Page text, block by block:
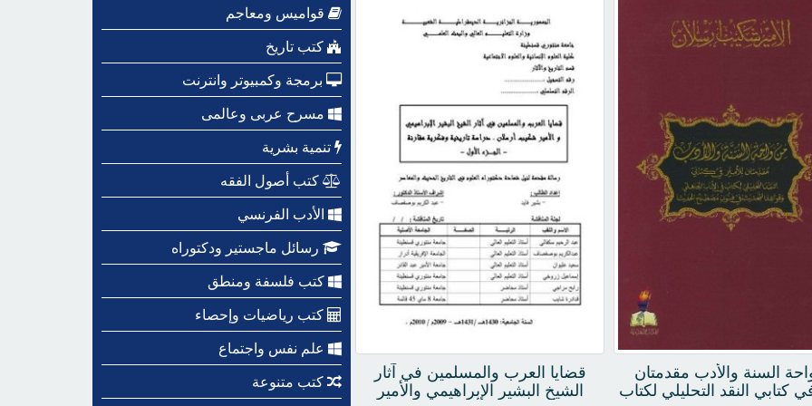
السنة والأدب مقدمتان
كتابي النقد التحليلي لكتاب
قضايا العرب والمسلمين في آثار
الشيخ البشير الإبراهيمي والأمير
قواميس ومعاجم
كتب تاريخ
برمجة وكمبيوتر وانترنت
مسرح عربى وعالمى
تنمية بشرية
كتب أصول الفقه
الأدب الفرنسي
رسائل ماجستير ودكتوراه
كتب فلسفة ومنطق
كتب رياضيات وإحصاء
علم نفس واجتماع
كتب متنوعة